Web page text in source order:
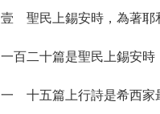
壹 聖民上錫安時，為著耶
一百二十篇是聖民上錫安時
一 十五篇上行詩是希西家